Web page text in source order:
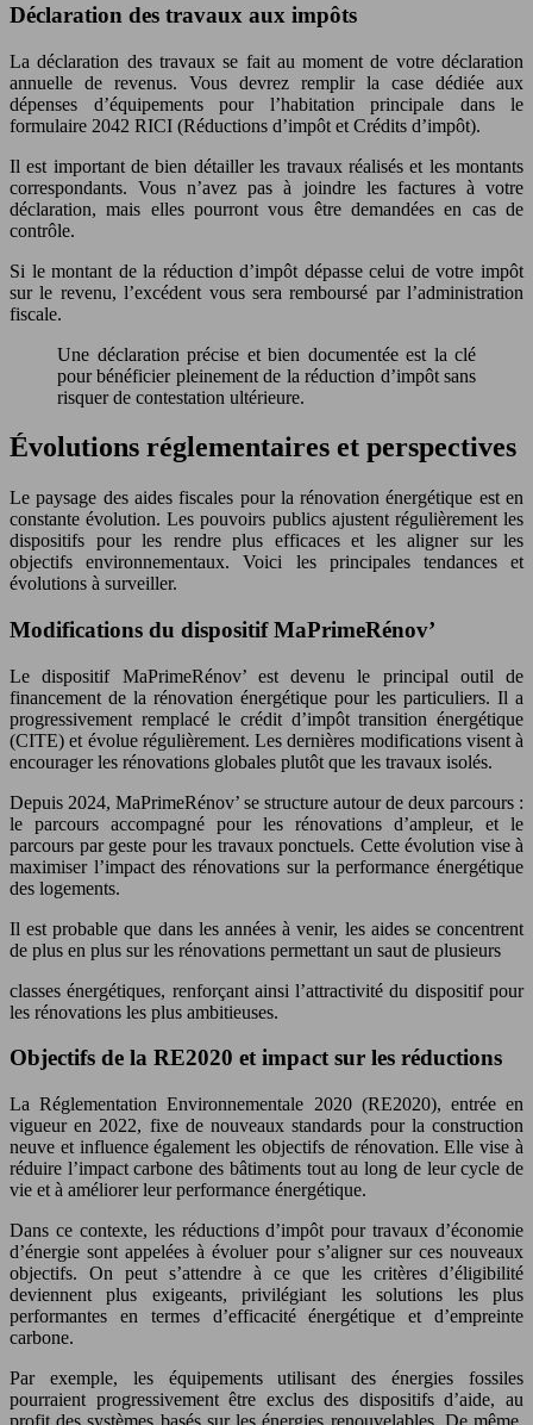
Déclaration des travaux aux impôts
La déclaration des travaux se fait au moment de votre déclaration
annuelle de revenus. Vous devrez remplir la case dédiée aux
dépenses d’équipements pour l’habitation principale dans le
formulaire 2042 RICI (Réductions d’impôt et Crédits d’impôt).
Il est important de bien détailler les travaux réalisés et les montants
correspondants. Vous n’avez pas à joindre les factures à votre
déclaration, mais elles pourront vous être demandées en cas de
contrôle.
Si le montant de la réduction d’impôt dépasse celui de votre impôt
sur le revenu, l’excédent vous sera remboursé par l’administration
fiscale.
Une déclaration précise et bien documentée est la clé
pour bénéficier pleinement de la réduction d’impôt sans
risquer de contestation ultérieure.
Évolutions réglementaires et perspectives
Le paysage des aides fiscales pour la rénovation énergétique est en
constante évolution. Les pouvoirs publics ajustent régulièrement les
dispositifs pour les rendre plus efficaces et les aligner sur les
objectifs environnementaux. Voici les principales tendances et
évolutions à surveiller.
Modifications du dispositif MaPrimeRénov’
Le dispositif MaPrimeRénov’ est devenu le principal outil de
financement de la rénovation énergétique pour les particuliers. Il a
progressivement remplacé le crédit d’impôt transition énergétique
(CITE) et évolue régulièrement. Les dernières modifications visent à
encourager les rénovations globales plutôt que les travaux isolés.
Depuis 2024, MaPrimeRénov’ se structure autour de deux parcours :
le parcours accompagné pour les rénovations d’ampleur, et le
parcours par geste pour les travaux ponctuels. Cette évolution vise à
maximiser l’impact des rénovations sur la performance énergétique
des logements.
Il est probable que dans les années à venir, les aides se concentrent
de plus en plus sur les rénovations permettant un saut de plusieurs
classes énergétiques, renforçant ainsi l’attractivité du dispositif pour
les rénovations les plus ambitieuses.
Objectifs de la RE2020 et impact sur les réductions
La Réglementation Environnementale 2020 (RE2020), entrée en
vigueur en 2022, fixe de nouveaux standards pour la construction
neuve et influence également les objectifs de rénovation. Elle vise à
réduire l’impact carbone des bâtiments tout au long de leur cycle de
vie et à améliorer leur performance énergétique.
Dans ce contexte, les réductions d’impôt pour travaux d’économie
d’énergie sont appelées à évoluer pour s’aligner sur ces nouveaux
objectifs. On peut s’attendre à ce que les critères d’éligibilité
deviennent plus exigeants, privilégiant les solutions les plus
performantes en termes d’efficacité énergétique et d’empreinte
carbone.
Par exemple, les équipements utilisant des énergies fossiles
pourraient progressivement être exclus des dispositifs d’aide, au